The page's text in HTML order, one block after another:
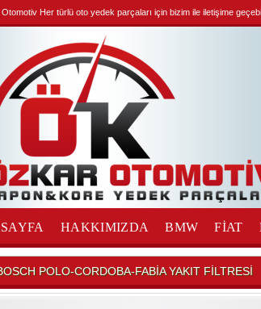
Her türlü oto yedek parçaları için bizim ile iletişime
HAKKIMIZDA BMW FİAT
POLO-CORDOBA-FABİA YAKIT FİLTRESİ